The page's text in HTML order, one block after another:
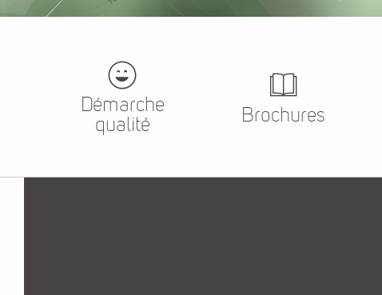
Démarche
qualité
Brochures